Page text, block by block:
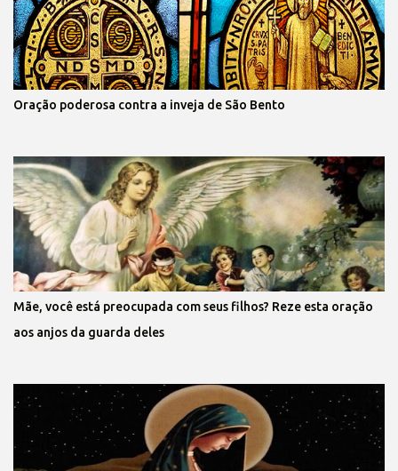
Oração poderosa contra a inveja de São Bento
Mãe, você está preocupada com seus filhos? Reze esta oração
aos anjos da guarda deles